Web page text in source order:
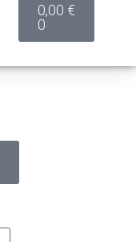
0,00 €
0